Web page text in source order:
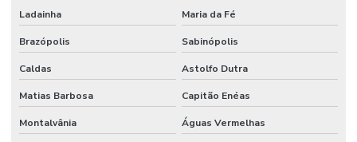
Ladainha Maria da Fé
Brazópolis Sabinópolis
Caldas Astolfo Dutra
Matias Barbosa Capitão Enéas
Montalvânia Águas Vermelhas